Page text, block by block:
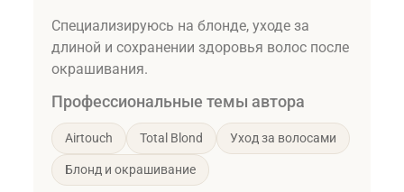
Специализируюсь на блонде, уходе за
длиной и сохранении здоровья волос после
окрашивания.
Профессиональные темы автора
Airtouch Total Blond Уход за волосами
Блонд и окрашивание